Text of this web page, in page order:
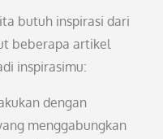
butuh inspirasi dari
beberapa artikel
inspirasimu:
dengan
menggabungkan